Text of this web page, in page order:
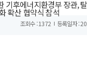
기후에너지환경부 장관,
확산 협약식 참석
조회수 : 1372 등록일자 :